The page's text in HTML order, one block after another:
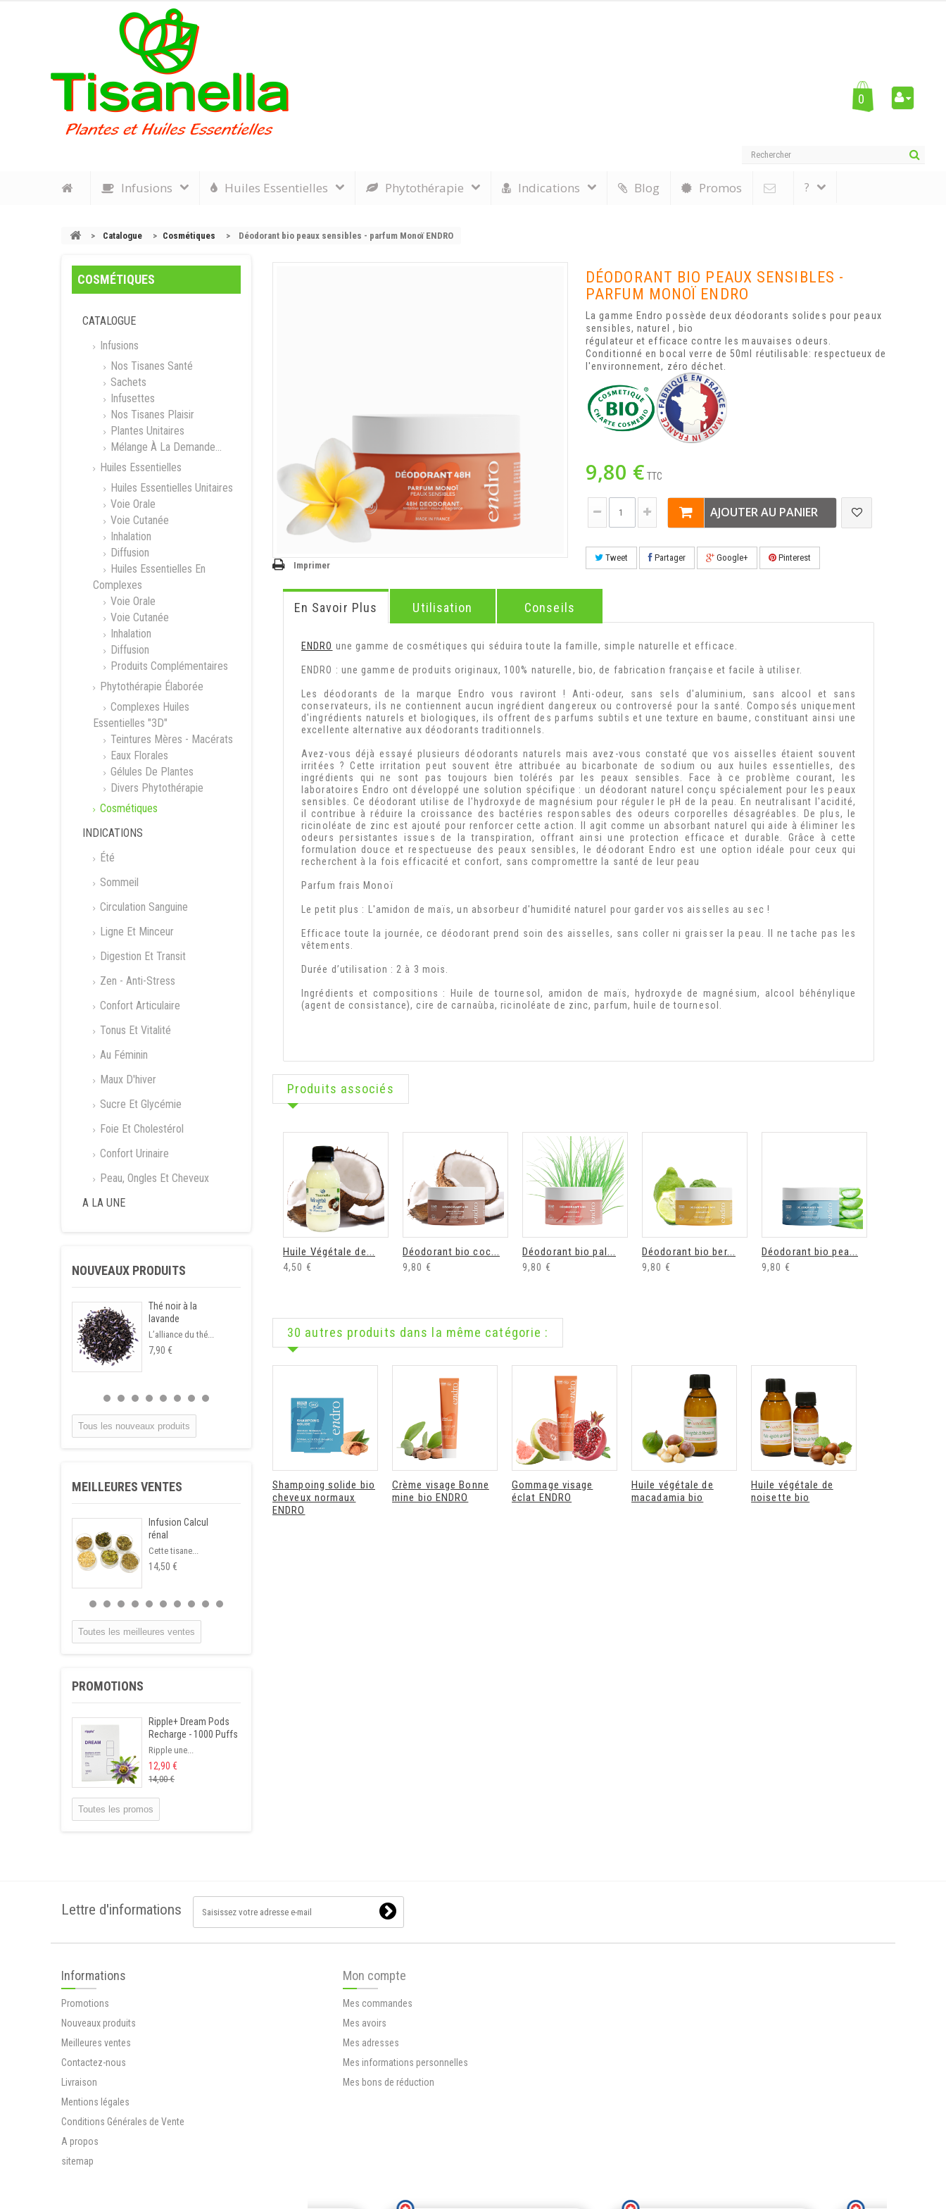
0
Infusions Huiles Essentielles Phytothérapie Indications Blog Promos ?
> Catalogue > Cosmétiques > Déodorant bio peaux sensibles - parfum Monoï ENDRO
COSMÉTIQUES
CATALOGUE
Infusions
Nos Tisanes Santé
Sachets
Infusettes
Nos Tisanes Plaisir
Plantes Unitaires
Mélange À La Demande...
Huiles Essentielles
Huiles Essentielles Unitaires
Voie Orale
Voie Cutanée
Inhalation
Diffusion
Huiles Essentielles En
Complexes
Voie Orale
Voie Cutanée
Inhalation
Diffusion
Produits Complémentaires
Phytothérapie Élaborée
Complexes Huiles
Essentielles "3D"
Teintures Mères - Macérats
Eaux Florales
Gélules De Plantes
Divers Phytothérapie
Cosmétiques
INDICATIONS
Été
Sommeil
Circulation Sanguine
Ligne Et Minceur
Digestion Et Transit
Zen - Anti-Stress
Confort Articulaire
Tonus Et Vitalité
Au Féminin
Maux D'hiver
Sucre Et Glycémie
Foie Et Cholestérol
Confort Urinaire
Peau, Ongles Et Cheveux
A LA UNE
NOUVEAUX PRODUITS
Thé noir à la
lavande
L’alliance du thé...
7,90 €
recharge bio éclat
de soleil Endro
Endro déodorant...
8,90 €
rechargeable bio
fraicheur végétale
8,90 €
Tous les nouveaux produits
MEILLEURES VENTES
Infusion Calcul
rénal
Cette tisane...
14,50 €
Hypertension
15,90 €
Infusion Foie
Cholestérol
Mélange de...
Infusettes Calcul
Mélange de...
Recharge - 1000
Toutes les meilleures ventes
PROMOTIONS
Ripple+ Dream Pods
Recharge - 1000 Puffs
Ripple une...
12,90 €
14,00 €
Toutes les promos
Imprimer
DÉODORANT BIO PEAUX SENSIBLES -
PARFUM MONOÏ ENDRO
La gamme Endro possède deux déodorants solides pour peaux
sensibles, naturel , bio
régulateur et efficace contre les mauvaises odeurs.
Conditionné en bocal verre de 50ml réutilisable: respectueux de
l'environnement, zéro déchet.
9,80 € TTC
AJOUTER AU PANIER
Tweet Partager Google+ Pinterest
En Savoir Plus Utilisation Conseils
ENDRO une gamme de cosmétiques qui séduira toute la famille, simple naturelle et efficace.
ENDRO : une gamme de produits originaux, 100% naturelle, bio, de fabrication française et facile à utiliser.
Les déodorants de la marque Endro vous raviront ! Anti-odeur, sans sels d'aluminium, sans alcool et sans
conservateurs, ils ne contiennent aucun ingrédient dangereux ou controversé pour la santé. Composés uniquement
d'ingrédients naturels et biologiques, ils offrent des parfums subtils et une texture en baume, constituant ainsi une
excellente alternative aux déodorants traditionnels.
Avez-vous déjà essayé plusieurs déodorants naturels mais avez-vous constaté que vos aisselles étaient souvent
irritées ? Cette irritation peut souvent être attribuée au bicarbonate de sodium ou aux huiles essentielles, des
ingrédients qui ne sont pas toujours bien tolérés par les peaux sensibles. Face à ce problème courant, les
laboratoires Endro ont développé une solution spécifique : un déodorant naturel conçu spécialement pour les peaux
sensibles. Ce déodorant utilise de l'hydroxyde de magnésium pour réguler le pH de la peau. En neutralisant l'acidité,
il contribue à réduire la croissance des bactéries responsables des odeurs corporelles désagréables. De plus, le
ricinoléate de zinc est ajouté pour renforcer cette action. Il agit comme un absorbant naturel qui aide à éliminer les
odeurs persistantes issues de la transpiration, offrant ainsi une protection efficace et durable. Grâce à cette
formulation douce et respectueuse des peaux sensibles, le déodorant Endro est une option idéale pour ceux qui
recherchent à la fois efficacité et confort, sans compromettre la santé de leur peau
Parfum frais Monoï
Le petit plus : L'amidon de maïs, un absorbeur d'humidité naturel pour garder vos aisselles au sec !
Efficace toute la journée, ce déodorant prend soin des aisselles, sans coller ni graisser la peau. Il ne tache pas les
vêtements.
Durée d’utilisation : 2 à 3 mois.
Ingrédients et compositions : Huile de tournesol, amidon de maïs, hydroxyde de magnésium, alcool béhénylique
(agent de consistance), cire de carnaùba, ricinoléate de zinc, parfum, huile de tournesol.
Produits associés
Huile Végétale de...
4,50 €
Déodorant bio coc...
9,80 €
Déodorant bio pal...
9,80 €
Déodorant bio ber...
9,80 €
Déodorant bio pea...
9,80 €
30 autres produits dans la même catégorie :
Shampoing solide bio
cheveux normaux
ENDRO
Crème visage Bonne
mine bio ENDRO
Gommage visage
éclat ENDRO
Huile végétale de
macadamia bio
Huile végétale de
noisette bio
Lettre d'informations
Informations
Promotions
Nouveaux produits
Meilleures ventes
Contactez-nous
Livraison
Mentions légales
Conditions Générales de Vente
A propos
sitemap
Mon compte
Mes commandes
Mes avoirs
Mes adresses
Mes informations personnelles
Mes bons de réduction